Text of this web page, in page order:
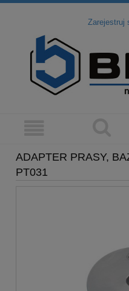
Zarejestruj
ADAPTER PRASY,
PT031